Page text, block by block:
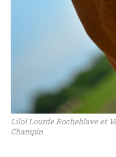
Liloï Lourde Rocheblave et
Champin